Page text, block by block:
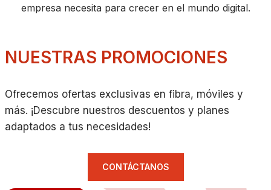
empresa necesita para crecer en el mundo digital.
NUESTRAS PROMOCIONES
Ofrecemos ofertas exclusivas en fibra, móviles y
más. ¡Descubre nuestros descuentos y planes
adaptados a tus necesidades!
CONTÁCTANOS